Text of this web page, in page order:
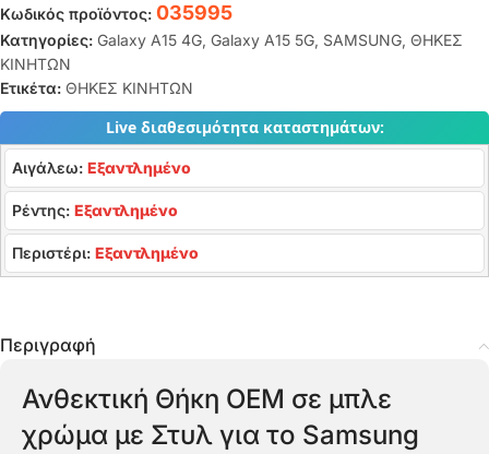
Κωδικός προϊόντος: 035995
Κατηγορίες: Galaxy A15 4G, Galaxy A15 5G, SAMSUNG, ΘΗΚΕΣ
ΚΙΝΗΤΩΝ
Ετικέτα: ΘΗΚΕΣ ΚΙΝΗΤΩΝ
Live διαθεσιμότητα καταστημάτων:
Αιγάλεω: Εξαντλημένο
Ρέντης: Εξαντλημένο
Περιστέρι: Εξαντλημένο
Περιγραφή
Ανθεκτική Θήκη OEM σε μπλε
χρώμα με Στυλ για το Samsung